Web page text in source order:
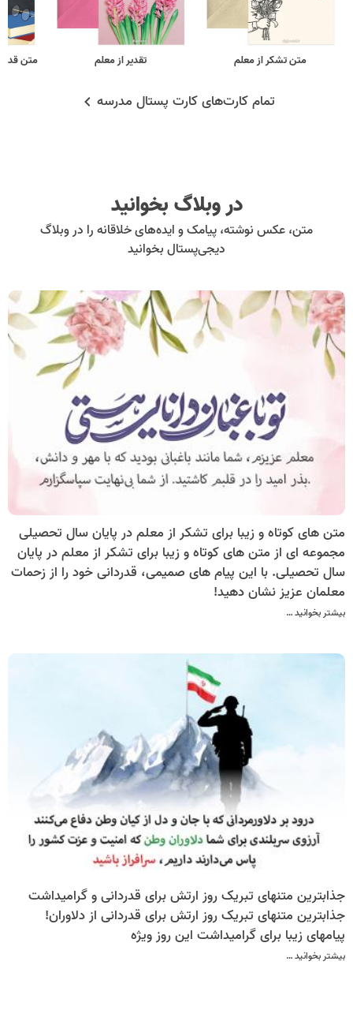
متن تشکر از معلم تقدیر از معلم متن
تمام کارت‌های کارت پستال مدرسه
در وبلاگ بخوانید
متن، عکس نوشته، پیامک و ایده‌های خلاقانه را در وبلاگ
دیجی‌پستال بخوانید
متن های کوتاه و زیبا برای تشکر از معلم در پایان سال تحصیلی
مجموعه ای از متن های کوتاه و زیبا برای تشکر از معلم در پایان
سال تحصیلی. با این پیام های صمیمی، قدردانی خود را از زحمات
معلمان عزیز نشان دهید!
بیشتر بخوانید …
جذابترین متنهای تبریک روز ارتش برای قدردانی و گرامیداشت
جذابترین متنهای تبریک روز ارتش برای قدردانی از دلاوران!
پیامهای زیبا برای گرامیداشت این روز ویژه
بیشتر بخوانید …